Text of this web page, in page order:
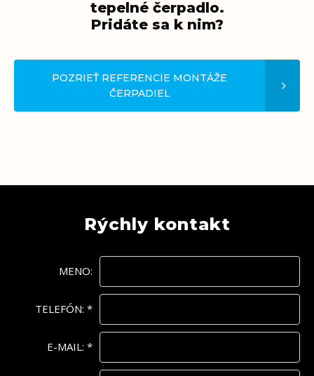
tepelné čerpadlo.
Pridáte sa k nim?
POZRIEŤ REFERENCIE MONTÁŽE
ČERPADIEL
Rýchly kontakt
MENO:
TELEFÓN: *
E-MAIL: *